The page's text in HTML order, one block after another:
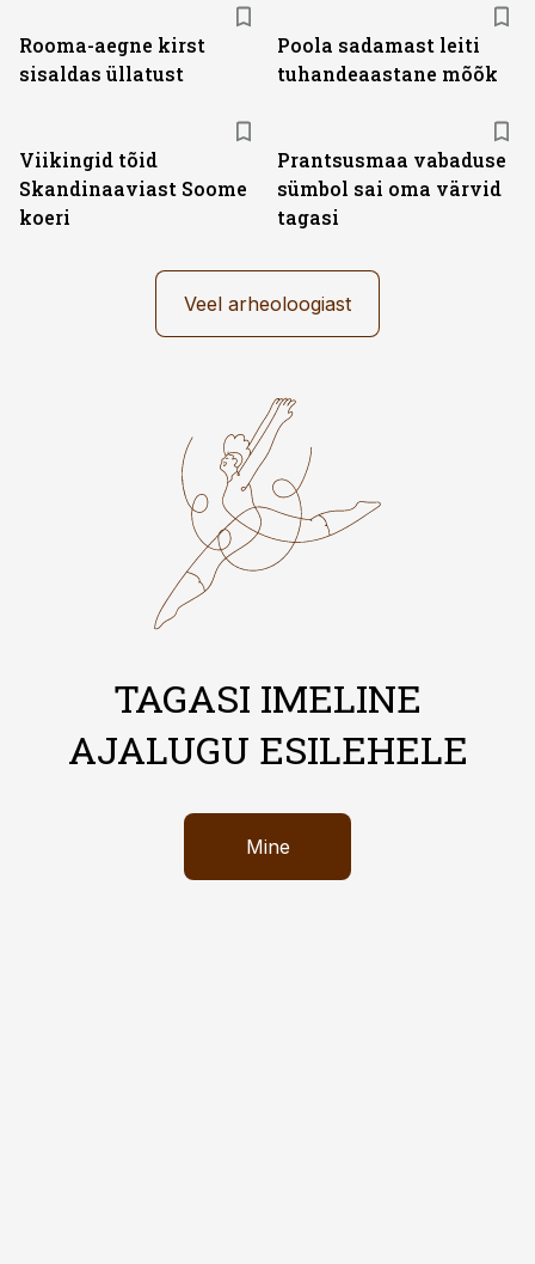
Rooma-aegne kirst
sisaldas üllatust
Poola sadamast leiti
tuhandeaastane mõõk
Viikingid tõid
Skandinaaviast Soome
koeri
Prantsusmaa vabaduse
sümbol sai oma värvid
tagasi
Veel arheoloogiast
TAGASI IMELINE
AJALUGU ESILEHELE
Mine